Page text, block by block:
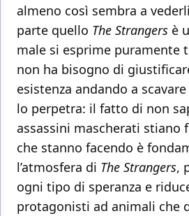
almeno così sembra a
parte quello The Strangers è
male si esprime puramente
non ha bisogno di
esistenza andando a
lo perpetra: il fatto di non
assassini mascherati stiano
che stanno facendo è
l’atmosfera di The Strangers,
ogni tipo di speranza e
protagonisti ad animali che